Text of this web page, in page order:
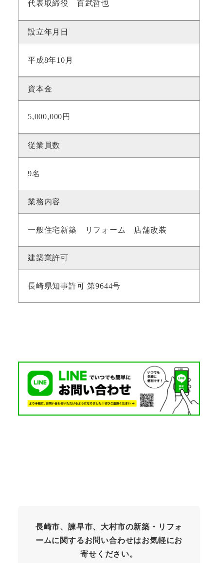
代表取締役 百武哲也
設立年月日
平成8年10月
資本金
5,000,000円
従業員数
9名
業務内容
一般住宅新築 リフォーム 店舗改装
建築業許可
長崎県知事許可 第9644号
長崎市、諫早市、大村市の新築・リフォ
ームに関するお問い合わせはお気軽にお
寄せください。